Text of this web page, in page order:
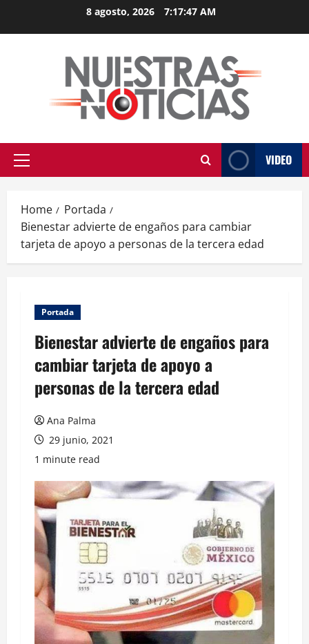
8 agosto, 2026 7:17:47 AM
Primary
VIDEO
Home
Portada
Bienestar advierte de engaños para cambiar
tarjeta de apoyo a personas de la tercera edad
Portada
Bienestar advierte de engaños para
cambiar tarjeta de apoyo a
personas de la tercera edad
Ana Palma
29 junio, 2021
1 minute read